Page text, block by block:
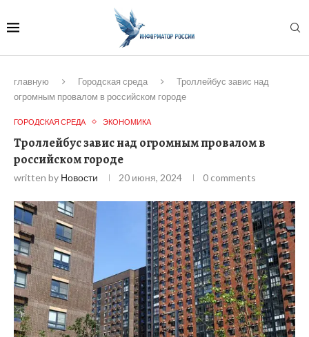
главную Городская среда
Троллейбус завис над
огромным провалом в российском городе
ГОРОДСКАЯ СРЕДА ЭКОНОМИКА
Троллейбус завис над огромным провалом в
российском городе
written by Новости 20 июня, 2024 0 comments